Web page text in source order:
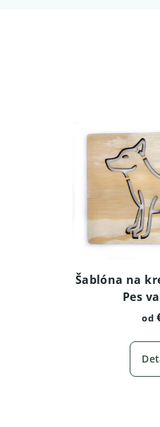
Šablóna na
Pes
od